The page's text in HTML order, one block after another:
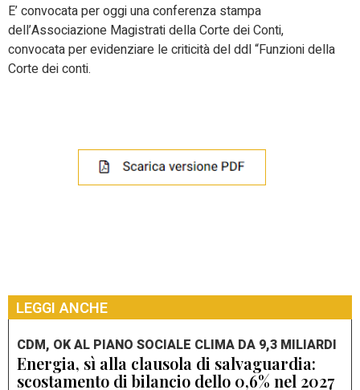
E’ convocata per oggi una conferenza stampa
dell’Associazione Magistrati della Corte dei Conti,
convocata per evidenziare le criticità del ddl “Funzioni della
Corte dei conti.
LEGGI ANCHE
CDM, OK AL PIANO SOCIALE CLIMA DA 9,3 MILIARDI
Energia, sì alla clausola di salvaguardia:
scostamento di bilancio dello 0,6% nel 2027